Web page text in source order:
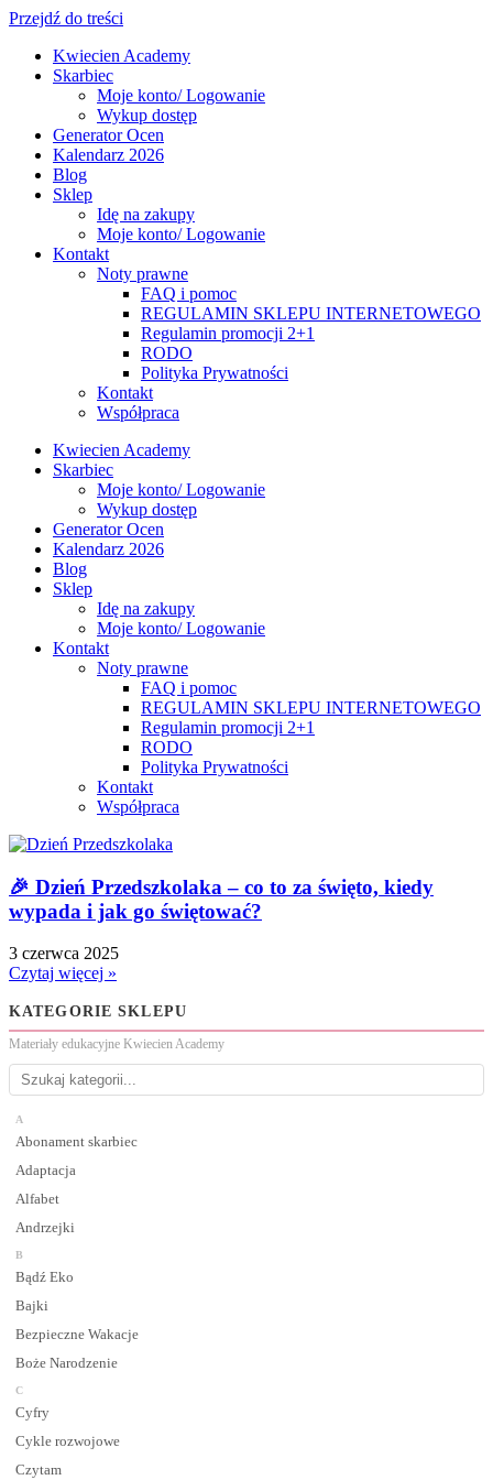
Przejdź do treści
Kwiecien Academy
Skarbiec
Moje konto/ Logowanie
Wykup dostęp
Generator Ocen
Kalendarz 2026
Blog
Sklep
Idę na zakupy
Moje konto/ Logowanie
Kontakt
Noty prawne
FAQ i pomoc
REGULAMIN SKLEPU INTERNETOWEGO
Regulamin promocji 2+1
RODO
Polityka Prywatności
Kontakt
Współpraca
Kwiecien Academy
Skarbiec
Moje konto/ Logowanie
Wykup dostęp
Generator Ocen
Kalendarz 2026
Blog
Sklep
Idę na zakupy
Moje konto/ Logowanie
Kontakt
Noty prawne
FAQ i pomoc
REGULAMIN SKLEPU INTERNETOWEGO
Regulamin promocji 2+1
RODO
Polityka Prywatności
Kontakt
Współpraca
🎉 Dzień Przedszkolaka – co to za święto, kiedy
wypada i jak go świętować?
3 czerwca 2025
Czytaj więcej »
KATEGORIE SKLEPU
Materiały edukacyjne Kwiecien Academy
A
Abonament skarbiec
Adaptacja
Alfabet
Andrzejki
B
Bądź Eko
Bajki
Bezpieczne Wakacje
Boże Narodzenie
C
Cyfry
Cykle rozwojowe
Czytam